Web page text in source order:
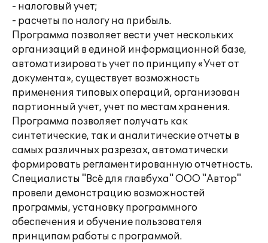
- налоговый учет;
- расчеты по налогу на прибыль.
Программа позволяет вести учет нескольких
организаций в единой информационной базе,
автоматизировать учет по принципу «Учет от
документа», существует возможность
применения типовых операций, организован
партионный учет, учет по местам хранения.
Программа позволяет получать как
синтетические, так и аналитические отчеты в
самых различных разрезах, автоматически
формировать регламентированную отчетность.
Специалисты "Всё для главбуха" ООО "Автор"
провели демонстрацию возможностей
программы, установку программного
обеспечения и обучение пользователя
принципам работы с программой.